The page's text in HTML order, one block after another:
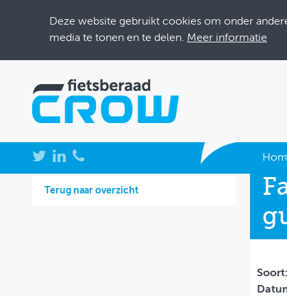
Deze website gebruikt cookies om onder
media te tonen en te delen. Meer informatie
NIEUWS
BIJEENKOMSTEN
Terug naar overzicht
Soort: